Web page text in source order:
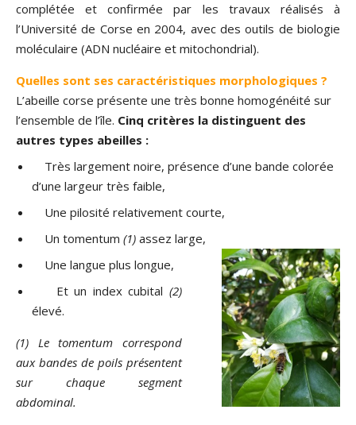
complétée et confirmée par les travaux réalisés à
l’Université de Corse en 2004, avec des outils de biologie
moléculaire (ADN nucléaire et mitochondrial).
Quelles sont ses caractéristiques morphologiques ?
L’abeille corse présente une très bonne homogénéité sur
l’ensemble de l’île. Cinq critères la distinguent des
autres types abeilles :
Très largement noire, présence d’une bande colorée
d’une largeur très faible,
Une pilosité relativement courte,
Un tomentum (1) assez large,
Une langue plus longue,
Et un index cubital (2)
élevé.
(1) Le tomentum correspond
aux bandes de poils présentent
sur chaque segment
abdominal.